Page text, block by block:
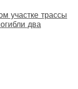
участке трассы
два